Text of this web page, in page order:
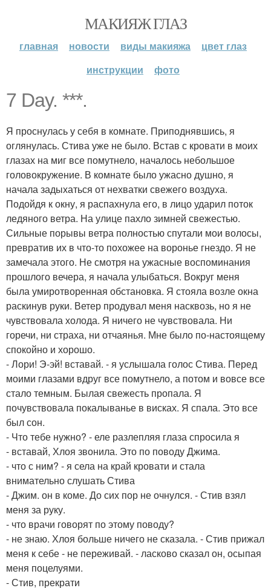
МАКИЯЖ ГЛАЗ
главная новости виды макияжа
цвет глаз
инструкции
фото
7 Day. ***.
Я проснулась у себя в комнате. Приподнявшись, я
оглянулась. Стива уже не было. Встав с кровати в моих
глазах на миг все помутнело, началось небольшое
головокружение. В комнате было ужасно душно, я
начала задыхаться от нехватки свежего воздуха.
Подойдя к окну, я распахнула его, в лицо ударил поток
ледяного ветра. На улице пахло зимней свежестью.
Сильные порывы ветра полностью спутали мои волосы,
превратив их в что-то похожее на воронье гнездо. Я не
замечала этого. Не смотря на ужасные воспоминания
прошлого вечера, я начала улыбаться. Вокруг меня
была умиротворенная обстановка. Я стояла возле окна
раскинув руки. Ветер продувал меня насквозь, но я не
чувствовала холода. Я ничего не чувствовала. Ни
горечи, ни страха, ни отчаянья. Мне было по-настоящему
спокойно и хорошо.
- Лори! Э-эй! вставай. - я услышала голос Стива. Перед
моими глазами вдруг все помутнело, а потом и вовсе все
стало темным. Былая свежесть пропала. Я
почувствовала покалыванье в висках. Я спала. Это все
был сон.
- Что тебе нужно? - еле разлепляя глаза спросила я
- вставай, Хлоя звонила. Это по поводу Джима.
- что с ним? - я села на край кровати и стала
внимательно слушать Стива
- Джим. он в коме. До сих пор не очнулся. - Стив взял
меня за руку.
- что врачи говорят по этому поводу?
- не знаю. Хлоя больше ничего не сказала. - Стив прижал
меня к себе - не переживай. - ласково сказал он, осыпая
меня поцелуями.
- Стив, прекрати